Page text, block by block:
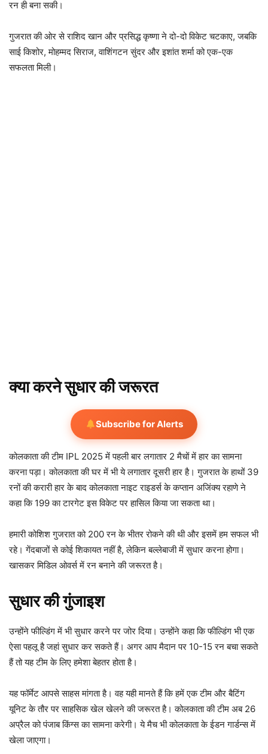
रन ही बना सकी।
गुजरात की ओर से राशिद खान और प्रसिद्ध कृष्णा ने दो-दो विकेट चटकाए, जबकि
साई किशोर, मोहम्मद सिराज, वाशिंगटन सुंदर और इशांत शर्मा को एक-एक
सफलता मिली।
क्या करने सुधार की जरूरत
Subscribe for Alerts
कोलकाता की टीम IPL 2025 में पहली बार लगातार 2 मैचों में हार का सामना
करना पड़ा। कोलकाता की घर में भी ये लगातार दूसरी हार है। गुजरात के हाथों 39
रनों की करारी हार के बाद कोलकाता नाइट राइडर्स के कप्तान अजिंक्य रहाणे ने
कहा कि 199 का टारगेट इस विकेट पर हासिल किया जा सकता था।
हमारी कोशिश गुजरात को 200 रन के भीतर रोकने की थी और इसमें हम सफल भी
रहे। गेंदबाजों से कोई शिकायत नहीं है, लेकिन बल्लेबाजी में सुधार करना होगा।
खासकर मिडिल ओवर्स में रन बनाने की जरूरत है।
सुधार की गुंजाइश
उन्होंने फील्डिंग में भी सुधार करने पर जोर दिया। उन्होंने कहा कि फील्डिंग भी एक
ऐसा पहलू है जहां सुधार कर सकते हैं। अगर आप मैदान पर 10-15 रन बचा सकते
हैं तो यह टीम के लिए हमेशा बेहतर होता है।
यह फॉर्मेट आपसे साहस मांगता है। वह यही मानते हैं कि हमें एक टीम और बैटिंग
यूनिट के तौर पर साहसिक खेल खेलने की जरूरत है। कोलकाता की टीम अब 26
अप्रैल को पंजाब किंग्स का सामना करेगी। ये मैच भी कोलकाता के ईडन गार्डन्स में
खेला जाएगा।